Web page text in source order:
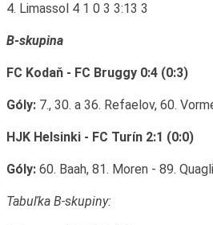
4. Limassol 4 1 0 3 3:13 3
B-skupina
FC Kodaň - FC Bruggy 0:4 (0:3)
Góly:7., 30. a 36. Refaelov, 60.
HJK Helsinki - FC Turín 2:1 (0:0)
Góly:60. Baah, 81. Moren - 89.
Tabuľka B-skupiny: